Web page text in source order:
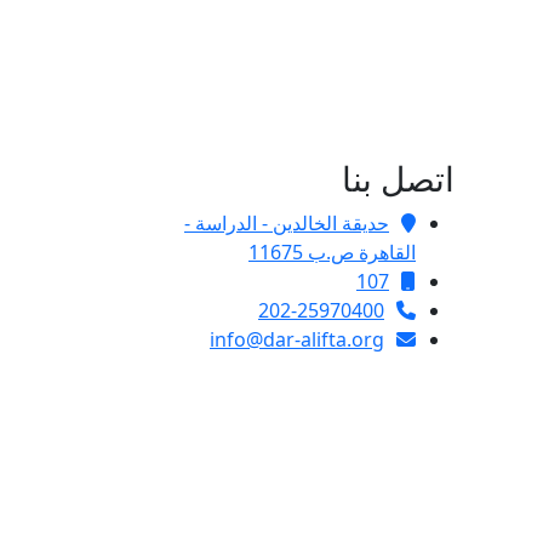
اتصل بنا
حديقة الخالدين - الدراسة -
القاهرة ص.ب 11675
107
202-25970400
info@dar-alifta.org